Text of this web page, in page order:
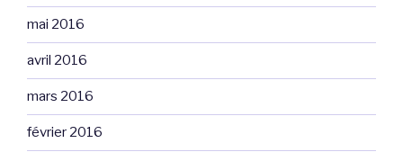
mai 2016
avril 2016
mars 2016
février 2016